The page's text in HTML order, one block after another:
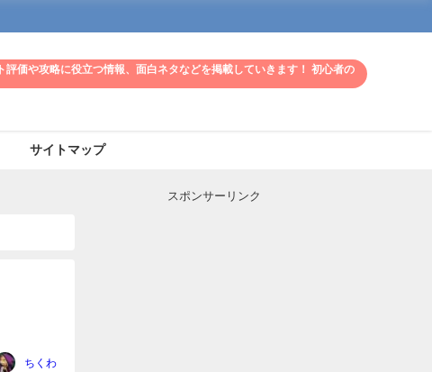
価や攻略に役立つ情報、面白ネタなどを掲載していきます！ 初心者の
サイトマップ
ちくわ
スポンサーリンク